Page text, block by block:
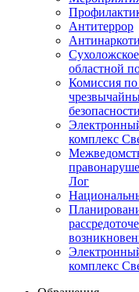
Антитеррор
областной
Комиссия
безопасности
комплекс
Лог
комплекс